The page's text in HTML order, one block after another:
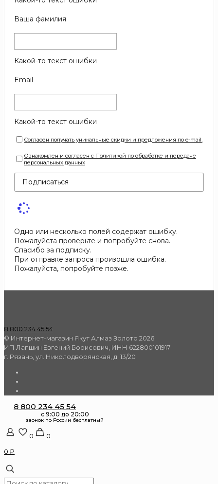
Ваша фамилия
Какой-то текст ошибки
Email
Какой-то текст ошибки
Согласен получать уникальные скидки и предложения по e-mail.
Ознакомлен и согласен с Политикой по обработке и передаче
персональных данных
Подписаться
Одно или несколько полей содержат ошибку.
Пожалуйста проверьте и попробуйте снова.
Спасибо за подписку.
При отправке запроса произошла ошибка.
Пожалуйста, попробуйте позже.
8 800 234 45 54
© Интернет-магазин Якут Алмаз Золото 2026
ИП Лапшин Евгений Борисович, ИНН 622800101917
г. Рязань, ул. Николодворянская, д. 13/20
8 800 234 45 54
0
0
0 ₽